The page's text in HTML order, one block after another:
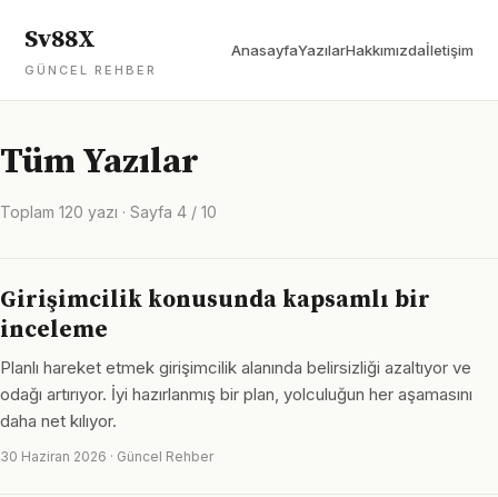
Sv88X
GÜNCEL REHBER
AnasayfaYazılarHakkımızdaİletişim
Tüm Yazılar
Toplam 120 yazı · Sayfa 4 / 10
Girişimcilik konusunda kapsamlı bir
inceleme
Planlı hareket etmek girişimcilik alanında belirsizliği azaltıyor ve
odağı artırıyor. İyi hazırlanmış bir plan, yolculuğun her aşamasını
daha net kılıyor.
30 Haziran 2026 · Güncel Rehber